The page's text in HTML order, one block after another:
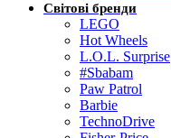
Світові бренди
LEGO
Hot Wheels
L.O.L. Surprise
#Sbabam
Paw Patrol
Barbie
TechnoDrive